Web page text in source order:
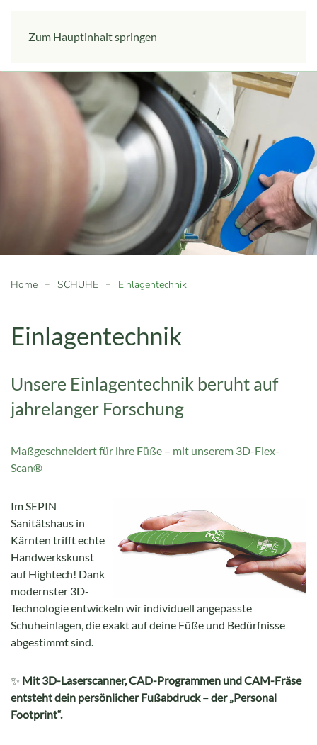
Zum Hauptinhalt springen
Home SCHUHE Einlagentechnik
Einlagentechnik
Unsere Einlagentechnik beruht auf
jahrelanger Forschung
Maßgeschneidert für ihre Füße – mit unserem 3D-Flex-
Scan®
Im SEPIN
Sanitätshaus in
Kärnten trifft echte
Handwerkskunst
auf Hightech! Dank
modernster 3D-
Technologie entwickeln wir individuell angepasste
Schuheinlagen, die exakt auf deine Füße und Bedürfnisse
abgestimmt sind.
✨ Mit 3D-Laserscanner, CAD-Programmen und CAM-Fräse
entsteht dein persönlicher Fußabdruck – der „Personal
Footprint“.